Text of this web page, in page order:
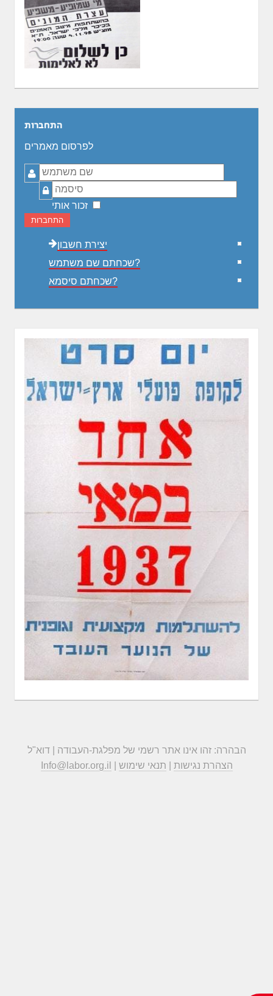
התחברות
לפרסום מאמרים
שם
משתמש
סיסמה
זכור אותי
התחברות
יצירת חשבון
שכחתם שם משתמש?
שכחתם סיסמא?
הבהרה: זהו אינו אתר רשמי של מפלגת-העבודה | דוא"ל
Info@labor.org.il
הצהרת נגישות תנאי שימוש